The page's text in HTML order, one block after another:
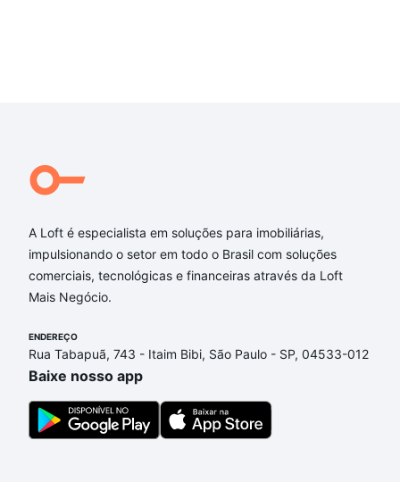
A Loft é especialista em soluções para imobiliárias,
impulsionando o setor em todo o Brasil com soluções
comerciais, tecnológicas e financeiras através da Loft
Mais Negócio.
ENDEREÇO
Rua Tabapuã, 743 - Itaim Bibi, São Paulo - SP, 04533-012
Baixe nosso app